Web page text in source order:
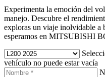
Experimenta la emoción del
manejo. Descubre el
exploras un viaje inolvidable a
esperamos en MITSUBISHI
vehículo no puede estar vacía